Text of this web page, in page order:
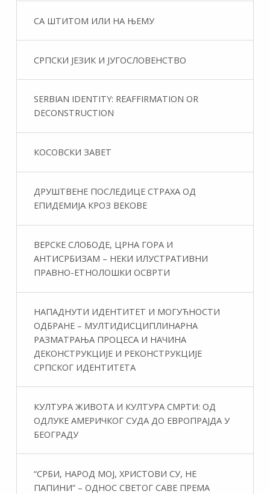
СА ШТИТОМ ИЛИ НА ЊЕМУ
СРПСКИ ЈЕЗИК И ЈУГОСЛОВЕНСТВО
SERBIAN IDENTITY: REAFFIRMATION OR
DECONSTRUCTION
КОСОВСКИ ЗАВЕТ
ДРУШТВЕНЕ ПОСЛЕДИЦЕ СТРАХА ОД
ЕПИДЕМИЈА КРОЗ ВЕКОВЕ
ВЕРСКЕ СЛОБОДЕ, ЦРНА ГОРА И
АНТИСРБИЗАМ – НЕКИ ИЛУСТРАТИВНИ
ПРАВНО-ЕТНОЛОШКИ ОСВРТИ
НАПАДНУТИ ИДЕНТИТЕТ И МОГУЋНОСТИ
ОДБРАНЕ – МУЛТИДИСЦИПЛИНАРНА
РАЗМАТРАЊА ПРОЦЕСА И НАЧИНА
ДЕКОНСТРУКЦИЈЕ И РЕКОНСТРУКЦИЈЕ
СРПСКОГ ИДЕНТИТЕТА
КУЛТУРА ЖИВОТА И КУЛТУРА СМРТИ: ОД
ОДЛУКЕ АМЕРИЧКОГ СУДА ДО ЕВРОПРАЈДА У
БЕОГРАДУ
“СРБИ, НАРОД МОЈ, ХРИСТОВИ СУ, НЕ
ПАПИНИ” – ОДНОС СВЕТОГ САВЕ ПРЕМА